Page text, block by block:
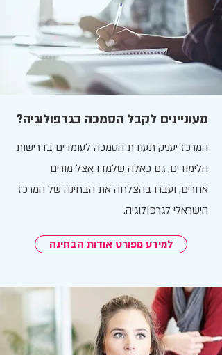
מעוניינים לקבל הסמכה בגרפולוגיה?
המרכז יעניק תעודת הסמכה לעומדים בדרישות
הלימודים, גם כאלה שלמדו אצל מורים
אחרים, ועברו בהצלחה את הבחינה של המרכז
הישראלי לגרפולוגיה.
למידע מפורט אודות הבחינה